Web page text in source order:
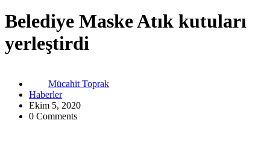
Belediye Maske Atık kutuları
yerleştirdi
Mücahit Toprak
Haberler
Ekim 5, 2020
0 Comments